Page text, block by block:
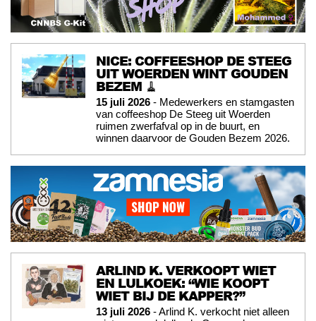
NICE: COFFEESHOP DE STEEG
UIT WOERDEN WINT GOUDEN
BEZEM 🧹
15 juli 2026 - Medewerkers en stamgasten
van coffeeshop De Steeg uit Woerden
ruimen zwerfafval op in de buurt, en
winnen daarvoor de Gouden Bezem 2026.
ARLIND K. VERKOOPT WIET
EN LULKOEK: “WIE KOOPT
WIET BIJ DE KAPPER?”
13 juli 2026 - Arlind K. verkocht niet alleen